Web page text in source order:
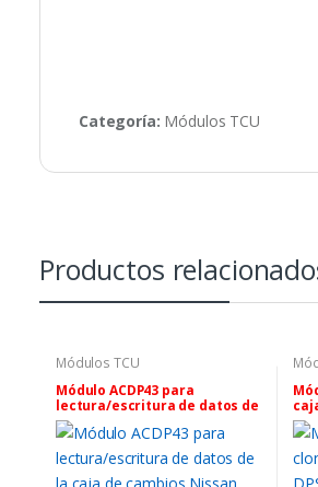
Categoría: Módulos TCU
Productos
Módulos TCU
Módulo ACDP43 para
lectura/escritura de datos de
la caja de cambios Nissan 07A